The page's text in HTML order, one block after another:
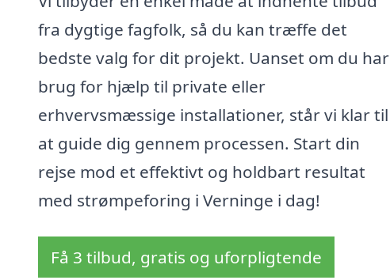
fra dygtige fagfolk, så du kan træffe det
bedste valg for dit projekt. Uanset om du har
brug for hjælp til private eller
erhvervsmæssige installationer, står vi klar til
at guide dig gennem processen. Start din
rejse mod et effektivt og holdbart resultat
med strømpeforing i Verninge i dag!
Få 3 tilbud, gratis og uforpligtende